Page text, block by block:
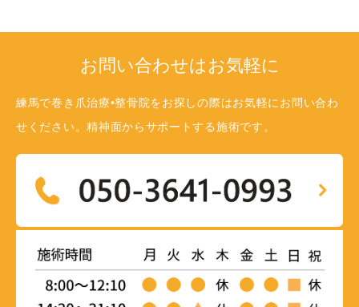
お問い合わせはお気軽に
練馬で巻き爪治療•整骨院をお探しの際はお気軽にお問い合わ
せください。精神面からサポートする施術です。